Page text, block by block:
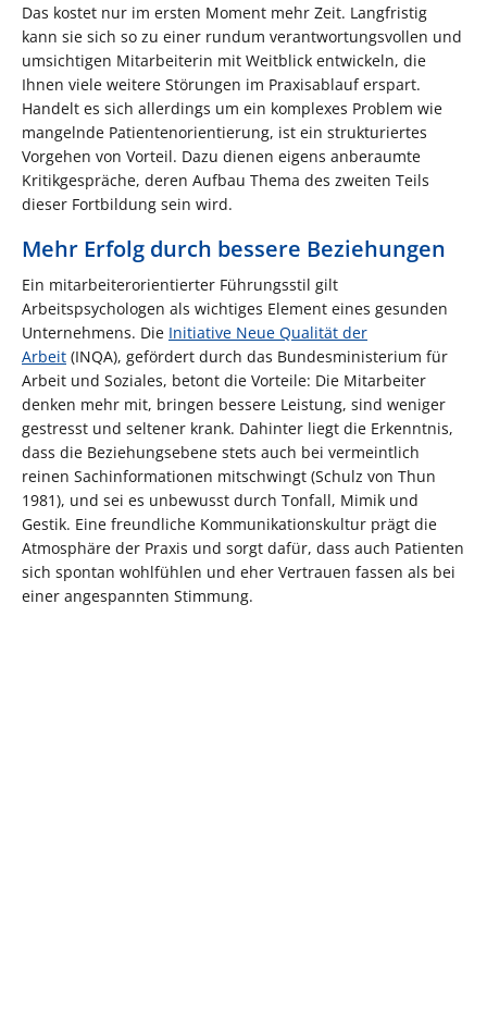
Das kostet nur im ersten Moment mehr Zeit. Langfristig
kann sie sich so zu einer rundum verantwortungsvollen und
umsichtigen Mitarbeiterin mit Weitblick entwickeln, die
Ihnen viele weitere Störungen im Praxisablauf erspart.
Handelt es sich allerdings um ein komplexes Problem wie
mangelnde Patientenorientierung, ist ein strukturiertes
Vorgehen von Vorteil. Dazu dienen eigens anberaumte
Kritikgespräche, deren Aufbau Thema des zweiten Teils
dieser Fortbildung sein wird.
Mehr Erfolg durch bessere Beziehungen
Ein mitarbeiterorientierter Führungsstil gilt
Arbeitspsychologen als wichtiges Element eines gesunden
Unternehmens. Die Initiative Neue Qualität der
Arbeit (INQA), gefördert durch das Bundesministerium für
Arbeit und Soziales, betont die Vorteile: Die Mitarbeiter
denken mehr mit, bringen bessere Leistung, sind weniger
gestresst und seltener krank. Dahinter liegt die Erkenntnis,
dass die Beziehungsebene stets auch bei vermeintlich
reinen Sachinformationen mitschwingt (Schulz von Thun
1981), und sei es unbewusst durch Tonfall, Mimik und
Gestik. Eine freundliche Kommunikationskultur prägt die
Atmosphäre der Praxis und sorgt dafür, dass auch Patienten
sich spontan wohlfühlen und eher Vertrauen fassen als bei
einer angespannten Stimmung.